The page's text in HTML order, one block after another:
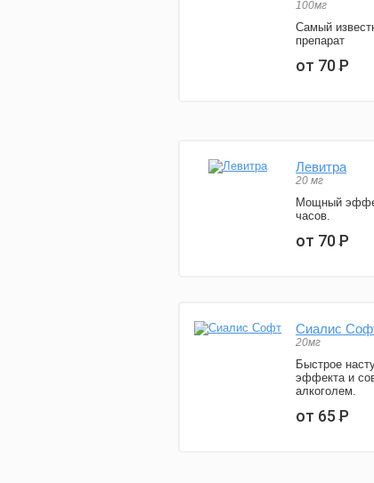
100мг
Самый
препарат
от 70Р
Левитра
20 мг
Мощный
часов.
от 70Р
Сиалис
20мг
Быстрое
эффекта и
алкоголем.
от 65Р